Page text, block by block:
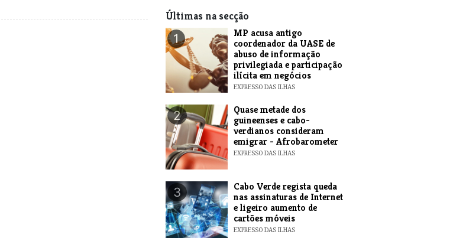
Últimas na secção
1
MP acusa antigo
coordenador da UASE de
abuso de informação
privilegiada e participação
ilícita em negócios
EXPRESSO DAS ILHAS
2
Quase metade dos
guineenses e cabo-
verdianos consideram
emigrar - Afrobarometer
EXPRESSO DAS ILHAS
3
Cabo Verde regista queda
nas assinaturas de Internet
e ligeiro aumento de
cartões móveis
EXPRESSO DAS ILHAS